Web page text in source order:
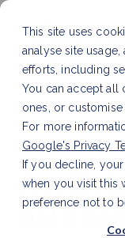
This site uses
analyse site
efforts, including
You can accept all
ones, or
For more
Google's Privacy
If you decline,
when you visit this
preference not to
LAATSTE
leverancier:
artikel